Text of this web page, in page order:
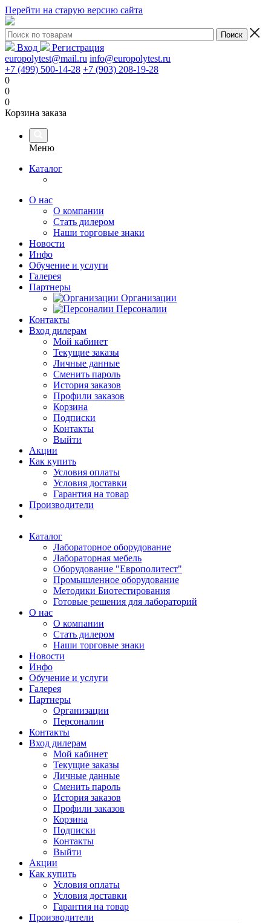
Перейти на старую версию сайта
Вход
Регистрация
europolytest@mail.ru info@europolytest.ru
+7 (499) 500-14-28 +7 (903) 208-19-28
0
0
0
Корзина заказа
Меню
Каталог
О нас
О компании
Стать дилером
Наши торговые знаки
Новости
Инфо
Обучение и услуги
Галерея
Партнеры
Организации
Персоналии
Контакты
Вход дилерам
Мой кабинет
Текущие заказы
Личные данные
Сменить пароль
История заказов
Профили заказов
Корзина
Подписки
Контакты
Выйти
Акции
Как купить
Условия оплаты
Условия доставки
Гарантия на товар
Производители
Каталог
Лабораторное оборудование
Лабораторная мебель
Оборудование "Европолитест"
Промышленное оборудование
Методики Биотестирования
Готовые решения для лабораторий
О нас
О компании
Стать дилером
Наши торговые знаки
Новости
Инфо
Обучение и услуги
Галерея
Партнеры
Организации
Персоналии
Контакты
Вход дилерам
Мой кабинет
Текущие заказы
Личные данные
Сменить пароль
История заказов
Профили заказов
Корзина
Подписки
Контакты
Выйти
Акции
Как купить
Условия оплаты
Условия доставки
Гарантия на товар
Производители